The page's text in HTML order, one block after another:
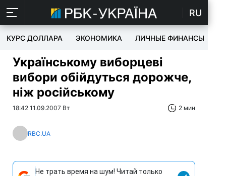
RU
КУРС ДОЛЛАРА ЭКОНОМИКА ЛИЧНЫЕ ФИНАНСЫ
Українському виборцеві
вибори обійдуться дорожче,
ніж російському
18:42 11.09.2007 Вт 2 мин
RBC.UA
Не трать время на шум! Читай только